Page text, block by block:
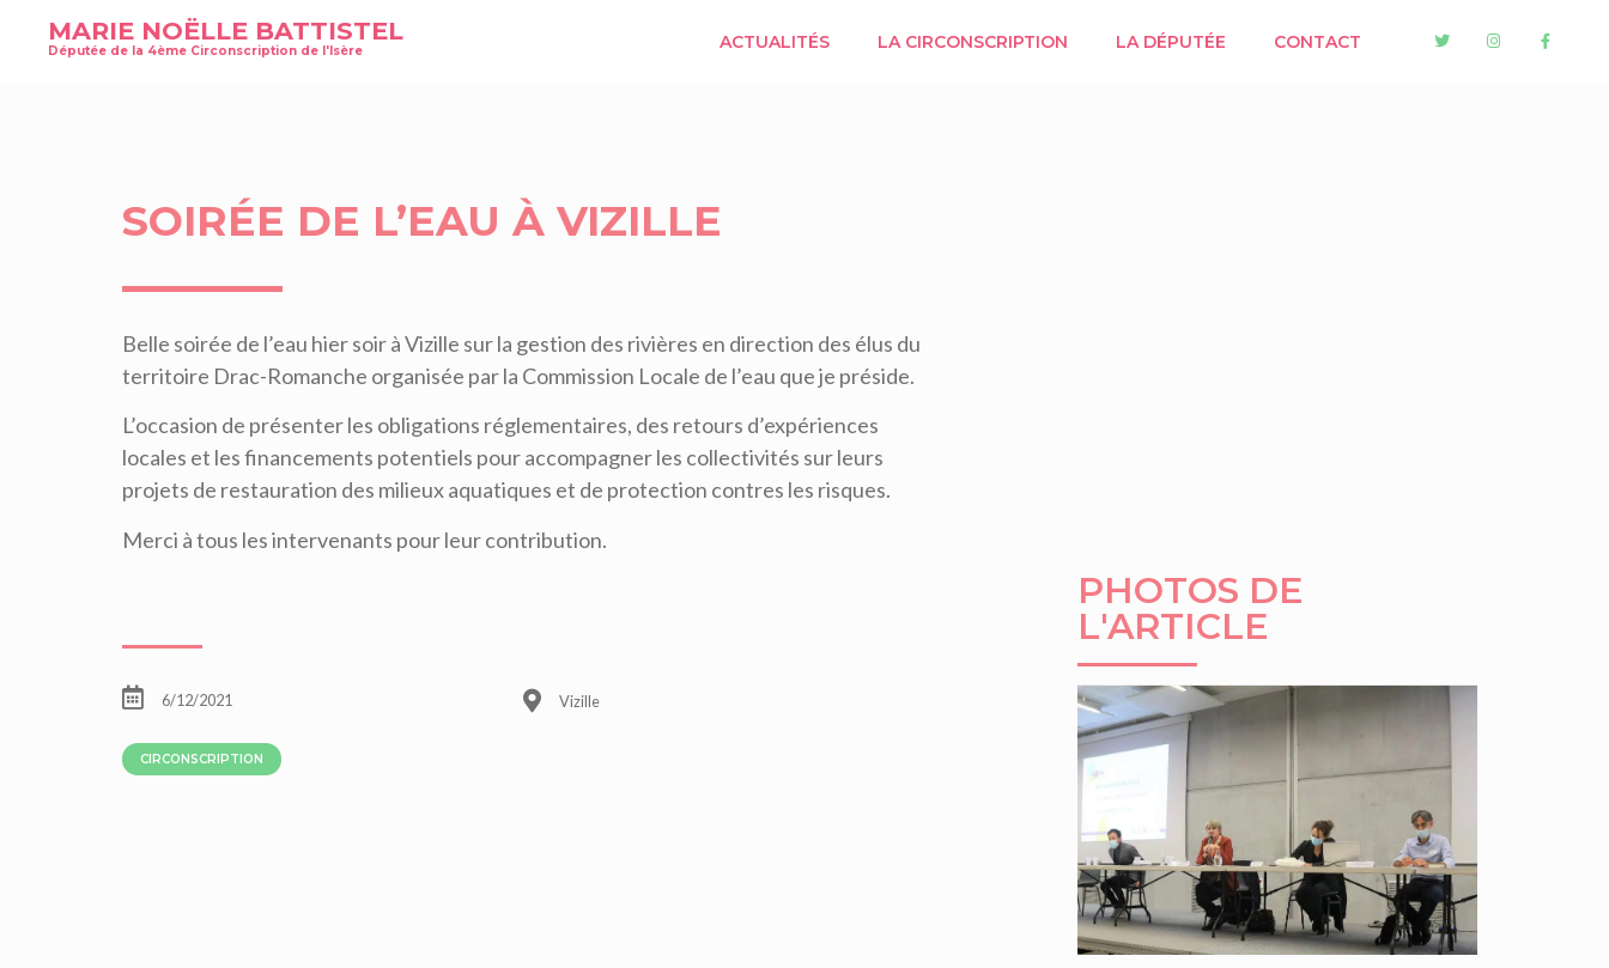
MARIE NOËLLE BATTISTEL
Députée de la 4ème Circonscription de l'Isère ACTUALITÉS LA CIRCONSCRIPTION LA DÉPUTÉE CONTACT
SOIRÉE DE L’EAU À VIZILLE
Belle soirée de l’eau hier soir à Vizille sur la gestion des rivières en direction des élus du
territoire Drac-Romanche organisée par la Commission Locale de l’eau que je préside.
L’occasion de présenter les obligations réglementaires, des retours d’expériences
locales et les financements potentiels pour accompagner les collectivités sur leurs
projets de restauration des milieux aquatiques et de protection contres les risques.
Merci à tous les intervenants pour leur contribution.
6/12/2021 Vizille
CIRCONSCRIPTION
PHOTOS DE
L'ARTICLE